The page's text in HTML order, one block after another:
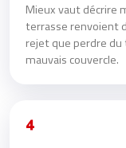
Mieux vaut décrire
terrasse renvoient
rejet que perdre
mauvais couvercle.
4